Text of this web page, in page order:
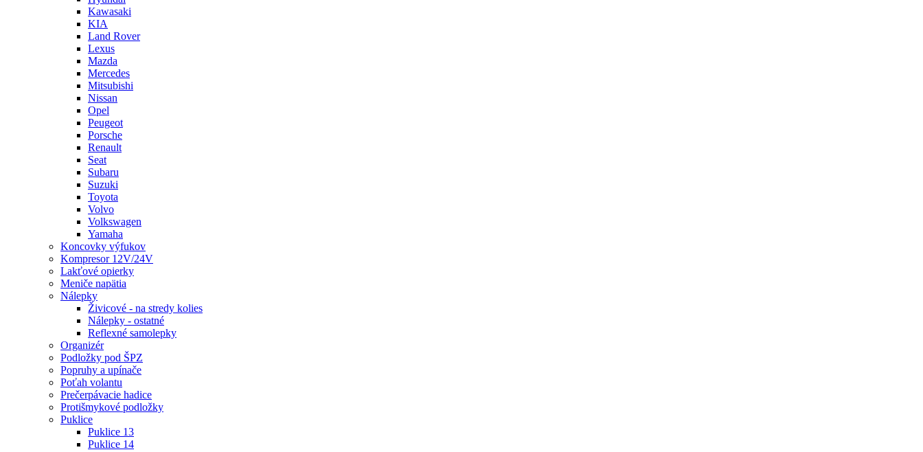
Kawasaki
KIA
Land Rover
Lexus
Mazda
Mercedes
Mitsubishi
Nissan
Opel
Peugeot
Porsche
Renault
Seat
Subaru
Suzuki
Toyota
Volvo
Volkswagen
Yamaha
Koncovky výfukov
Kompresor 12V/24V
Lakťové opierky
Meniče napätia
Nálepky
Živicové - na stredy kolies
Nálepky - ostatné
Reflexné samolepky
Organizér
Podložky pod ŠPZ
Popruhy a upínače
Poťah volantu
Prečerpávacie hadice
Protišmykové podložky
Puklice
Puklice 13
Puklice 14